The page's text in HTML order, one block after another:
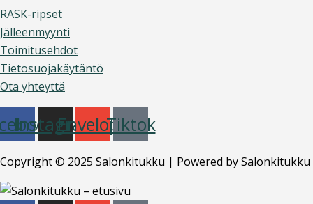
RASK-ripset
Jälleenmyynti
Toimitusehdot
Tietosuojakäytäntö
Ota yhteyttä
Instagram
EnvelopeTiktok
Copyright © 2025 Salonkitukku | Powered by Salonkitukku